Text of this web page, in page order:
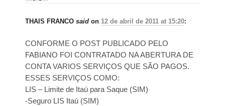
THAIS FRANCO said on 12 de abril de 2011 at 15:20:
CONFORME O POST PUBLICADO PELO
FABIANO FOI CONTRATADO NA ABERTURA DE
CONTA VARIOS SERVIÇOS QUE SÃO PAGOS.
ESSES SERVIÇOS COMO:
LIS – Limite de Itaú para Saque (SIM)
-Seguro LIS Itaú (SIM)